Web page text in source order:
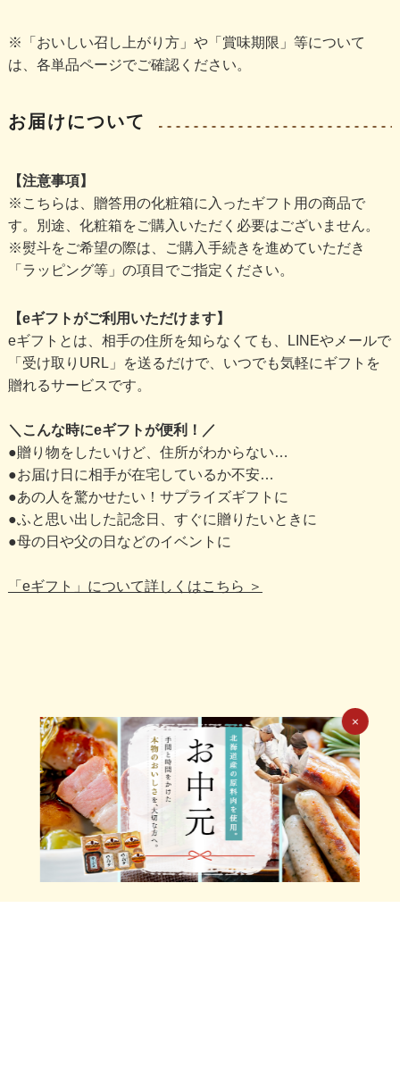
※「おいしい召し上がり方」や「賞味期限」等について
は、各単品ページでご確認ください。
お届けについて
【注意事項】
※こちらは、贈答用の化粧箱に入ったギフト用の商品で
す。別途、化粧箱をご購入いただく必要はございません。
※熨斗をご希望の際は、ご購入手続きを進めていただき
「ラッピング等」の項目でご指定ください。
【eギフトがご利用いただけます】
eギフトとは、相手の住所を知らなくても、LINEやメールで
「受け取りURL」を送るだけで、いつでも気軽にギフトを
贈れるサービスです。
＼こんな時にeギフトが便利！／
●贈り物をしたいけど、住所がわからない…
●お届け日に相手が在宅しているか不安…
●あの人を驚かせたい！サプライズギフトに
●ふと思い出した記念日、すぐに贈りたいときに
●母の日や父の日などのイベントに
「eギフト」について詳しくはこちら ＞
×